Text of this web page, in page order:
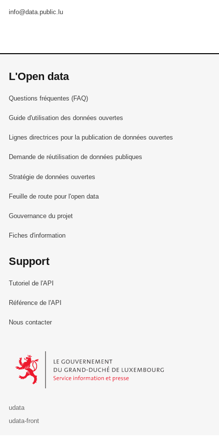
info@data.public.lu
L'Open data
Questions fréquentes (FAQ)
Guide d'utilisation des données ouvertes
Lignes directrices pour la publication de données ouvertes
Demande de réutilisation de données publiques
Stratégie de données ouvertes
Feuille de route pour l'open data
Gouvernance du projet
Fiches d'information
Support
Tutoriel de l'API
Référence de l'API
Nous contacter
Le Gouvernement du Grand-Duché de Luxembourg - Service
udata
udata-front